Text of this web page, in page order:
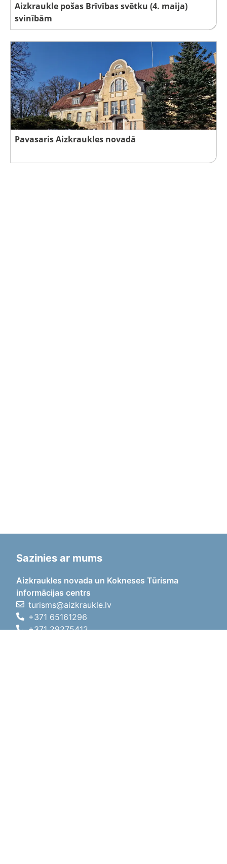
Aizkraukle pošas Brīvības svētku (4. maija)
svinībām
Pavasaris Aizkraukles novadā
Sazinies ar mums
Aizkraukles novada un Kokneses Tūrisma
informācijas centrs
turisms@aizkraukle.lv
+371 65161296
+371 29275412